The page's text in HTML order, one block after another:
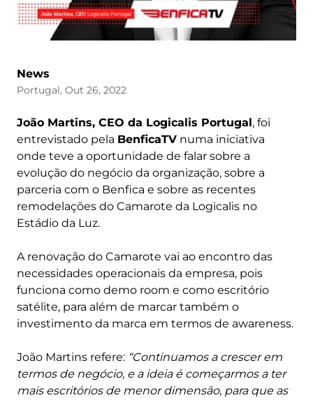
News
Portugal, Out 26, 2022
João Martins, CEO da Logicalis Portugal, foi
entrevistado pela BenficaTV numa iniciativa
onde teve a oportunidade de falar sobre a
evolução do negócio da organização, sobre a
parceria com o Benfica e sobre as recentes
remodelações do Camarote da Logicalis no
Estádio da Luz.
A renovação do Camarote vai ao encontro das
necessidades operacionais da empresa, pois
funciona como demo room e como escritório
satélite, para além de marcar também o
investimento da marca em termos de awareness.
João Martins refere: “Continuamos a crescer em
termos de negócio, e a ideia é começarmos a ter
mais escritórios de menor dimensão, para que as